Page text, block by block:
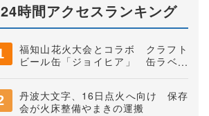
24時間アクセスランキング
福知山花火大会とコラボ クラフト
ビール缶「ジョイヒア」 缶ラベル
丹波大文字、16日点火へ向け 保存
会が火床整備やまきの運搬